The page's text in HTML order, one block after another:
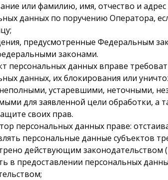
или фамилию, имя, отчество и
данных по поручению Оператора,
предусмотренные Федеральным
законами.
персональных данных вправе
данных, их блокирования или
устаревшими, неточными,
для заявленной цели обработки, а
своих прав.
персональных данных праве:
персональные данные субъектов
действующим законодательством
в предоставлении персональных